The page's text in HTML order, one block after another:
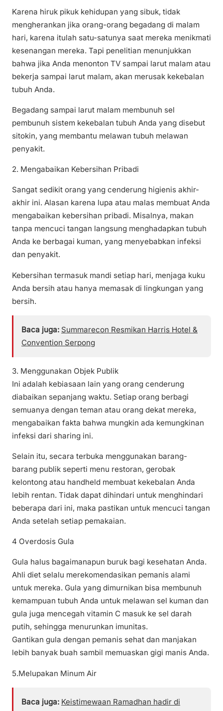
Karena hiruk pikuk kehidupan yang sibuk, tidak
mengherankan jika orang-orang begadang di malam
hari, karena itulah satu-satunya saat mereka menikmati
kesenangan mereka. Tapi penelitian menunjukkan
bahwa jika Anda menonton TV sampai larut malam atau
bekerja sampai larut malam, akan merusak kekebalan
tubuh Anda.
Begadang sampai larut malam membunuh sel
pembunuh sistem kekebalan tubuh Anda yang disebut
sitokin, yang membantu melawan tubuh melawan
penyakit.
2. Mengabaikan Kebersihan Pribadi
Sangat sedikit orang yang cenderung higienis akhir-
akhir ini. Alasan karena lupa atau malas membuat Anda
mengabaikan kebersihan pribadi. Misalnya, makan
tanpa mencuci tangan langsung menghadapkan tubuh
Anda ke berbagai kuman, yang menyebabkan infeksi
dan penyakit.
Kebersihan termasuk mandi setiap hari, menjaga kuku
Anda bersih atau hanya memasak di lingkungan yang
bersih.
Baca juga: Summarecon Resmikan Harris Hotel &
Convention Serpong
3. Menggunakan Objek Publik
Ini adalah kebiasaan lain yang orang cenderung
diabaikan sepanjang waktu. Setiap orang berbagi
semuanya dengan teman atau orang dekat mereka,
mengabaikan fakta bahwa mungkin ada kemungkinan
infeksi dari sharing ini.
Selain itu, secara terbuka menggunakan barang-
barang publik seperti menu restoran, gerobak
kelontong atau handheld membuat kekebalan Anda
lebih rentan. Tidak dapat dihindari untuk menghindari
beberapa dari ini, maka pastikan untuk mencuci tangan
Anda setelah setiap pemakaian.
4 Overdosis Gula
Gula halus bagaimanapun buruk bagi kesehatan Anda.
Ahli diet selalu merekomendasikan pemanis alami
untuk mereka. Gula yang dimurnikan bisa membunuh
kemampuan tubuh Anda untuk melawan sel kuman dan
gula juga mencegah vitamin C masuk ke sel darah
putih, sehingga menurunkan imunitas.
Gantikan gula dengan pemanis sehat dan manjakan
lebih banyak buah sambil memuaskan gigi manis Anda.
5.Melupakan Minum Air
Baca juga: Keistimewaan Ramadhan hadir di